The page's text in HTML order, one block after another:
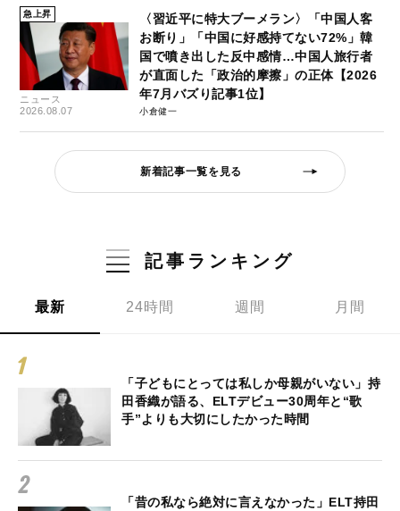
急上昇
ニュース
2026.08.07
〈習近平に特大ブーメラン〉「中国人客
お断り」「中国に好感持てない72%」韓
国で噴き出した反中感情…中国人旅行者
が直面した「政治的摩擦」の正体【2026
年7月バズり記事1位】
小倉健一
新着記事一覧を見る
記事ランキング
最新 24時間 週間 月間
「子どもにとっては私しか母親がいない」持
田香織が語る、ELTデビュー30周年と“歌
手”よりも大切にしたかった時間
「昔の私なら絶対に言えなかった」ELT持田